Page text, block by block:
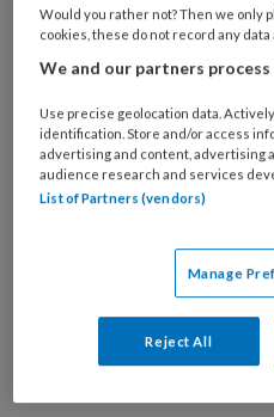
Kies
functie *
Bij
welke
organisatie
werk
Ontvang iedere
Management
Would you rather not? Then we only
cookies, these do not record any data
We and our partners
Use precise geolocation data.
identification. Store and/or access
advertising and content, advertising
audience research and services
List of Partners (vendors)
Manage
Reject All